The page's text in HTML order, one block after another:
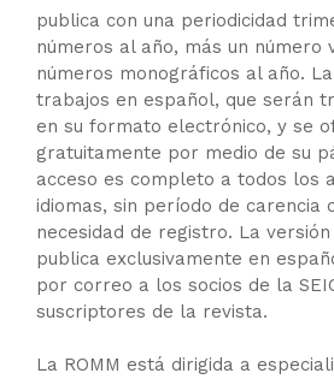
publica con una periodicidad
números al año, más un número
números monográficos al año.
trabajos en español, que serán
en su formato electrónico, y se
gratuitamente por medio de su
acceso es completo a todos los
idiomas, sin período de carencia
necesidad de registro. La
publica exclusivamente en
por correo a los socios de la
suscriptores de la revista.
La ROMM está dirigida a